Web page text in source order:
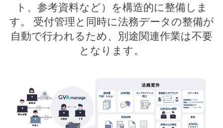
ト、参考資料など）を構造的に整備しま
す。 受付管理と同時に法務データの整備が
自動で行われるため、別途関連作業は不要
となります。